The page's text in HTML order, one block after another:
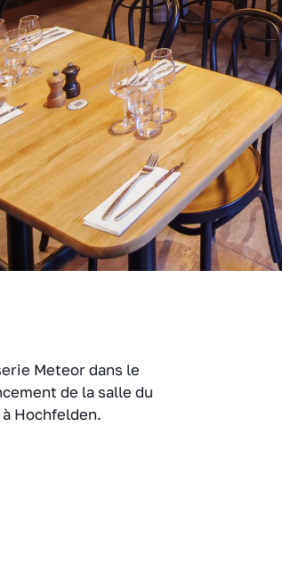
Meteor dans le
de la salle du
à Hochfelden.